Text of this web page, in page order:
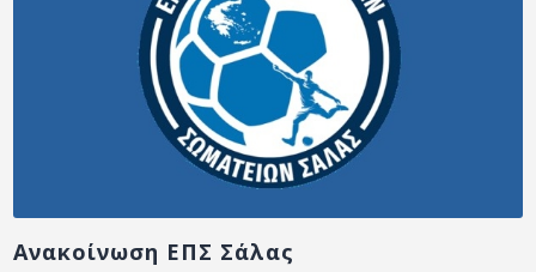
Ανακοίνωση ΕΠΣ Σάλας